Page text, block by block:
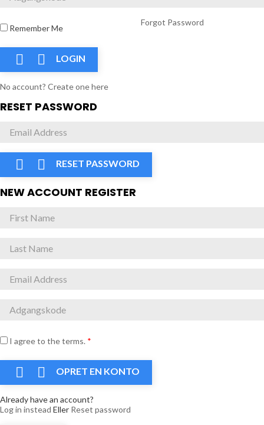
Remember Me
Forgot Password
  LOGIN
No account? Create one here
RESET PASSWORD
  RESET PASSWORD
NEW ACCOUNT REGISTER
I agree to the terms. *
  OPRET EN KONTO
Already have an account?
Log in instead Eller Reset password